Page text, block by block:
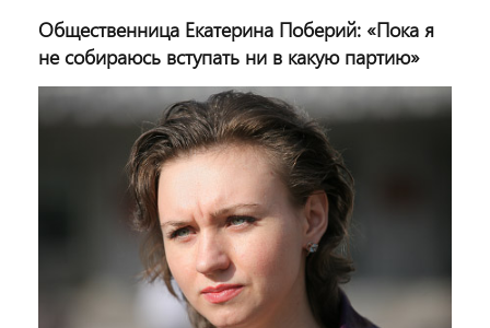
Общественница Екатерина Поберий: «Пока я
не собираюсь вступать ни в какую партию»